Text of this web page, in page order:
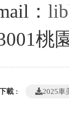
：
桃
載 : 2025車